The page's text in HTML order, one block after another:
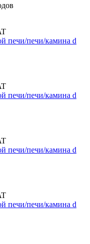
печи/печи/камина d
печи/печи/камина d
печи/печи/камина d
печи/печи/камина d